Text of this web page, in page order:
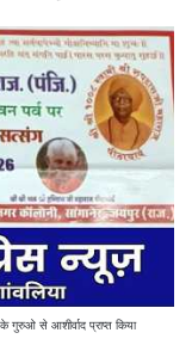
गुरुओ से आशीर्वाद प्राप्त किया